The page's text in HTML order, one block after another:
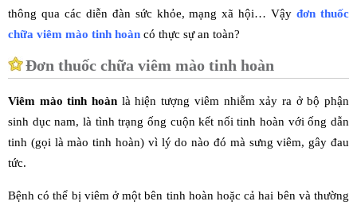
thông qua các diễn đàn sức khỏe, mạng xã hội… Vậyđơn thuốc
chữa viêm mào tinh hoàn có thực sự an toàn?
Đơn thuốc chữa viêm mào tinh hoàn
Viêm mào tinh hoàn là hiện tượng viêm nhiễm xảy ra ở bộ phận
sinh dục nam, là tình trạng ống cuộn kết nối tinh hoàn với ống dẫn
tinh (gọi là mào tinh hoàn) vì lý do nào đó mà sưng viêm, gây đau
tức.
Bệnh có thể bị viêm ở một bên tinh hoàn hoặc cả hai bên và thường